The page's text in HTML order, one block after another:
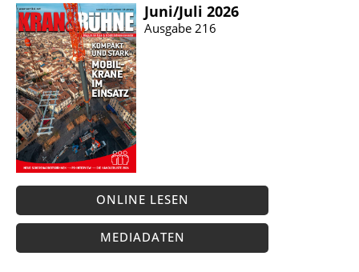
Juni/​Juli 2026
Ausgabe 216
ONLINE LESEN
MEDIADATEN